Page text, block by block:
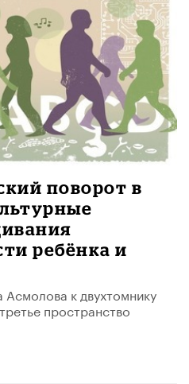
поворот в
ребёнка и
к двухтомнику
пространство